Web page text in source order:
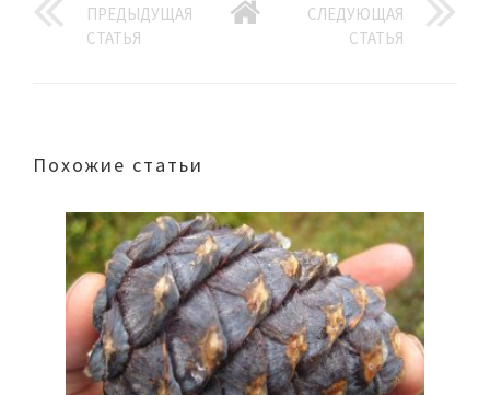
ПРЕДЫДУЩАЯ
СТАТЬЯ
СЛЕДУЮЩАЯ
СТАТЬЯ
Похожие статьи